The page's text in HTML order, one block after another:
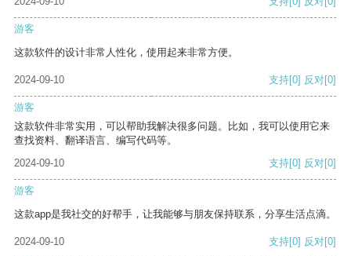
游客
这款软件的设计非常人性化，使用起来非常方便。
2024-09-10 支持[0] 反对[0]
游客
这款软件非常实用，可以帮助我解决很多问题。比如，我可以使用它来
查找资料、翻译语言、编写代码等。
2024-09-10
支持[0] 反对[0]
游客
这款app是我社交的好帮手，让我能够与朋友保持联系，分享生活点滴。
2024-09-10 支持[0] 反对[0]